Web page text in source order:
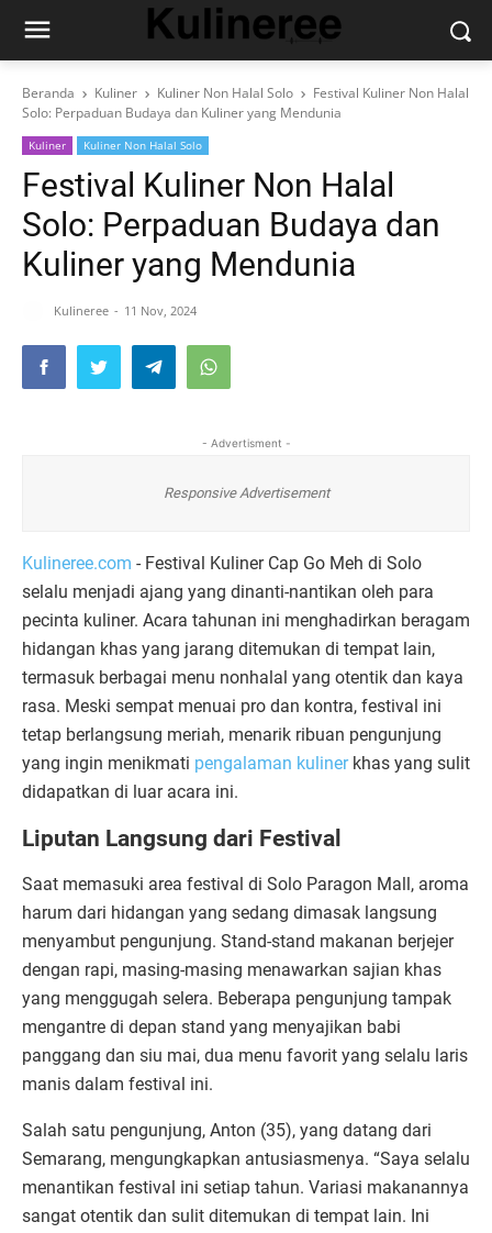
Beranda Kuliner Kuliner Non Halal Solo
Festival Kuliner Non Halal
Solo: Perpaduan Budaya dan Kuliner yang Mendunia
Kuliner Kuliner Non Halal Solo
Festival Kuliner Non Halal
Solo: Perpaduan Budaya dan
Kuliner yang Mendunia
Kulineree 11 Nov, 2024
- Advertisment -
Responsive Advertisement
Kulineree.com - Festival Kuliner Cap Go Meh di Solo
selalu menjadi ajang yang dinanti-nantikan oleh para
pecinta kuliner. Acara tahunan ini menghadirkan beragam
hidangan khas yang jarang ditemukan di tempat lain,
termasuk berbagai menu nonhalal yang otentik dan kaya
rasa. Meski sempat menuai pro dan kontra, festival ini
tetap berlangsung meriah, menarik ribuan pengunjung
yang ingin menikmati pengalaman kulinerkhas yang sulit
didapatkan di luar acara ini.
Liputan Langsung dari Festival
Saat memasuki area festival di Solo Paragon Mall, aroma
harum dari hidangan yang sedang dimasak langsung
menyambut pengunjung. Stand-stand makanan berjejer
dengan rapi, masing-masing menawarkan sajian khas
yang menggugah selera. Beberapa pengunjung tampak
mengantre di depan stand yang menyajikan babi
panggang dan siu mai, dua menu favorit yang selalu laris
manis dalam festival ini.
Salah satu pengunjung, Anton (35), yang datang dari
Semarang, mengungkapkan antusiasmenya. “Saya selalu
menantikan festival ini setiap tahun. Variasi makanannya
sangat otentik dan sulit ditemukan di tempat lain. Ini